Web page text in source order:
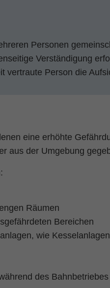
Personen
Verständigung
vertraute Person die
eine erhöhte
aus der Umgebung
Räumen
Bereichen
wie Kesselanlagen
des Bahnbetriebes
Standard-Session-Cookie
Identifikation